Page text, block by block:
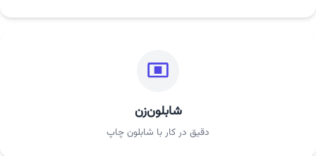
شابلون‌زن
دقیق در کار با شابلون چاپ